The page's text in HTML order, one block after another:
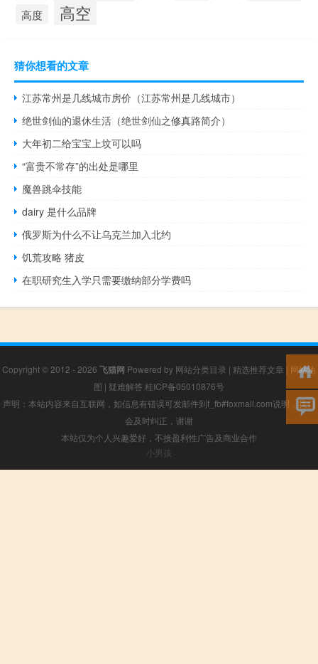
高度 高空
猜你想看的文章
江苏常州是几线城市房价（江苏常州是几线城市）
绝世剑仙的退休生活（绝世剑仙之修真路简介）
大年初二给宝宝上坟可以吗
“富贵不常存”的出处是哪里
魔兽跳伞技能
dairy 是什么品牌
俄罗斯为什么不让乌克兰加入北约
饥荒攻略 猪皮
在职研究生入学只需要缴纳部分学费吗
Copyright © 2012 - 2026 飞猫网 Powered by 网站分类目录 | 精选推荐文章 | 网站地
图 | 疑难解答 桂ICP备05010876号
声明：本站内容来自互联网，如信息有错误可发邮件到f_fb#foxmail.com说明，我们
会及时纠正，谢谢
本站仅为个人兴趣爱好，不接盈利性广告及商业合作
小男孩